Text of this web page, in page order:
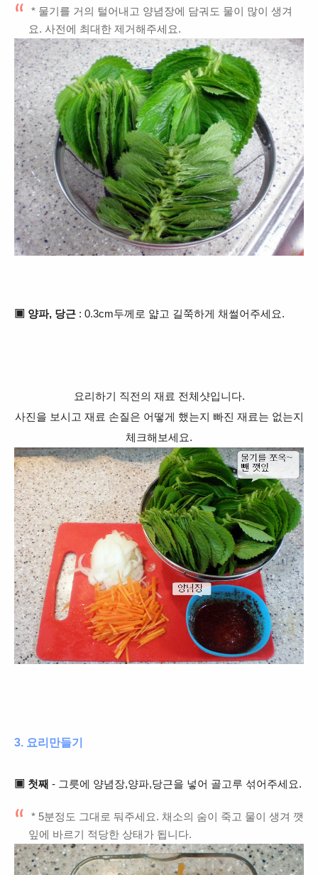
* 물기를 거의 털어내고 양념장에 담궈도 물이 많이 생겨
요. 사전에 최대한 제거해주세요.
▣ 양파, 당근 : 0.3cm두께로 얇고 길쭉하게 채썰어주세요.
요리하기 직전의 재료 전체샷입니다.
사진을 보시고 재료 손질은 어떻게 했는지 빠진 재료는 없는지
체크해보세요.
3. 요리만들기
▣ 첫째 - 그릇에 양념장,양파,당근을 넣어 골고루 섞어주세요.
* 5분정도 그대로 둬주세요. 채소의 숨이 죽고 물이 생겨 깻
잎에 바르기 적당한 상태가 됩니다.